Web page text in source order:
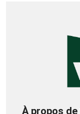
À propos